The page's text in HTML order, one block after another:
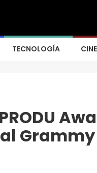
TECNOLOGÍA CINE